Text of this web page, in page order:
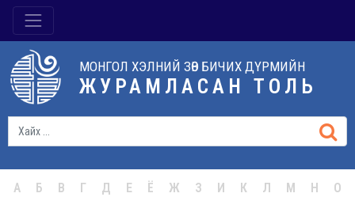
МОНГОЛ ХЭЛНИЙ ЗӨВ БИЧИХ ДҮРМИЙН
ЖУРАМЛАСАН ТОЛЬ
А Б В Г Д Е Ё Ж З И К Л М Н О